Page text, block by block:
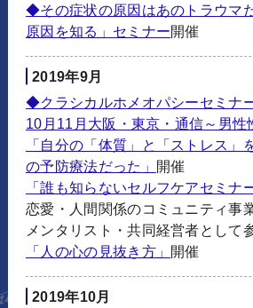
◆その症状の原因はあのトラウマ
原因を知る」セミナー開催
2019年9月
◆クラシカルホメオパシーセミナ
10月11月大阪・東京・通信～男性
「自分の「体質」と「ストレス」
の予防療法だった」 開催
「誰も知らないセルフケアセミナ
恋愛・人間関係のコミュニティ事
メンタリスト・共同経営者として
「人の心の見抜き方」 開催
2019年10月